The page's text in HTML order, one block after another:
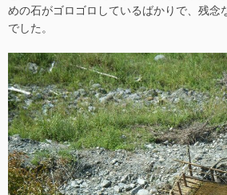
めの石がゴロゴロしているばかりで、残念
でした。